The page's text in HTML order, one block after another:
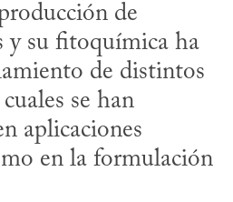
de
y su fitoquímica ha
de distintos
se han
aplicaciones
en la formulación